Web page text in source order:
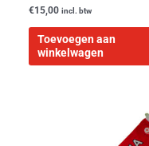
€15,00 incl. btw
Toevoegen aan
winkelwagen